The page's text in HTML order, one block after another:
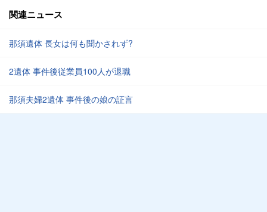
関連ニュース
那須遺体 長女は何も聞かされず?
2遺体 事件後従業員100人が退職
那須夫婦2遺体 事件後の娘の証言